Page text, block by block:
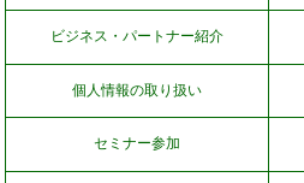
ビジネス・パートナー紹介
個人情報の取り扱い
セミナー参加